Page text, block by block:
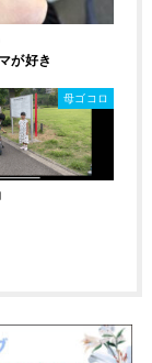
が好き
母ゴコロ